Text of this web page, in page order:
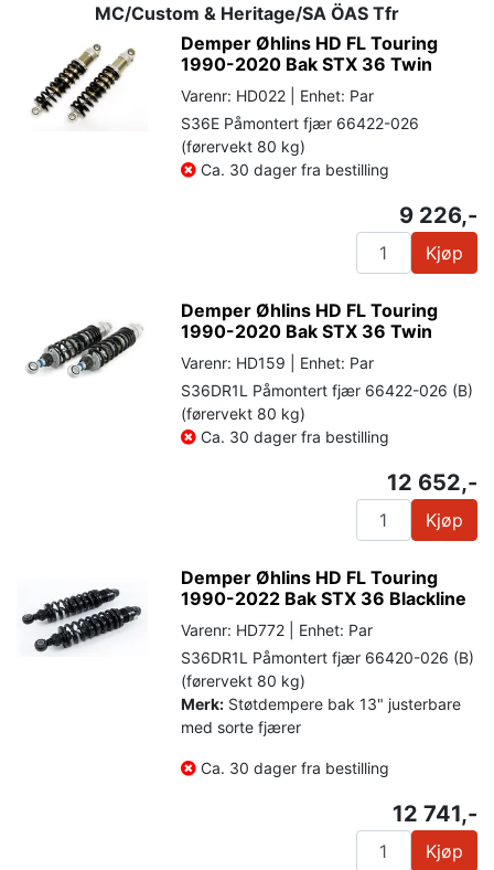
MC/Custom & Heritage/SA ÖAS Tfr
Demper Øhlins HD FL Touring
1990-2020 Bak STX 36 Twin
Varenr: HD022 | Enhet: Par
S36E Påmontert fjær 66422-026
(førervekt 80 kg)
Ca. 30 dager fra bestilling
9 226,-
Kjøp
Demper Øhlins HD FL Touring
1990-2020 Bak STX 36 Twin
Varenr: HD159 | Enhet: Par
S36DR1L Påmontert fjær 66422-026 (B)
(førervekt 80 kg)
Ca. 30 dager fra bestilling
12 652,-
Kjøp
Demper Øhlins HD FL Touring
1990-2022 Bak STX 36 Blackline
Varenr: HD772 | Enhet: Par
S36DR1L Påmontert fjær 66420-026 (B)
(førervekt 80 kg)
Merk: Støtdempere bak 13" justerbare
med sorte fjærer
Ca. 30 dager fra bestilling
12 741,-
Kjøp